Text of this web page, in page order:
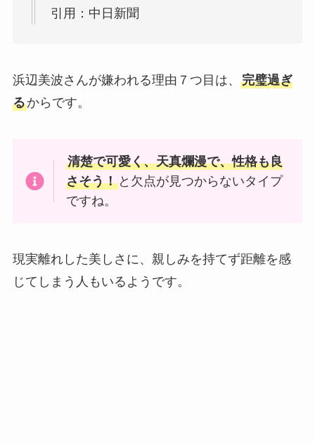
引用：中日新聞
浜辺美波さんが嫌われる理由７つ目は、 完璧過ぎ
るからです。
清楚で可愛く、天真爛漫で、性格も良
さそう！ と欠点が見つからないタイプ
ですね。
現実離れした美しさに、親しみを持てず距離を感
じてしまう人もいるようです。